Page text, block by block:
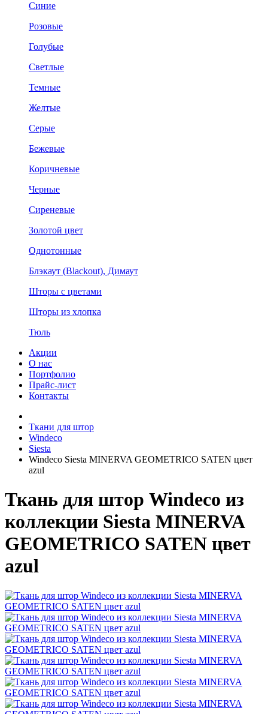
Синие
Розовые
Голубые
Светлые
Темные
Желтые
Серые
Бежевые
Коричневые
Черные
Сиреневые
Золотой цвет
Однотонные
Блэкаут (Blackout), Димаут
Шторы с цветами
Шторы из хлопка
Тюль
Акции
О нас
Портфолио
Прайс-лист
Контакты
Ткани для штор
Windeco
Siesta
Windeco Siesta MINERVA GEOMETRICO SATEN цвет
azul
Ткань для штор Windeco из
коллекции Siesta MINERVA
GEOMETRICO SATEN цвет
azul